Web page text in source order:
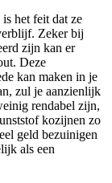
het feit dat ze
Zeker bij
zijn kan er
Deze
kan maken in je
zul je aanzienlijk
rendabel zijn,
kozijnen zo
geld bezuinigen
als een